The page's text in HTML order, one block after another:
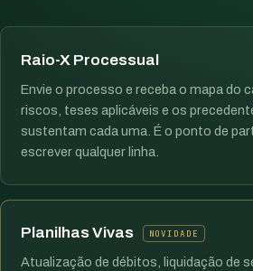
Raio-X Processual
Envie o processo e receba o mapa do
riscos, teses aplicáveis e os
sustentam cada uma. É o ponto de
escrever qualquer linha.
Planilhas Vivas NOVIDADE
Atualização de débitos, liquidação de